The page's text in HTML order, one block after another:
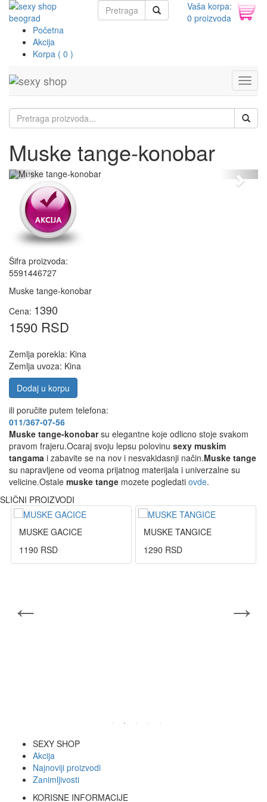
Vaša korpa:
0 proizvoda
Početna
Akcija
Korpa ( 0 )
Muske tange-konobar
Previous Next
Šifra proizvoda:
5591446727
Muske tange-konobar
Cena: 1390
1590 RSD
Zemlja porekla: Kina
Zemlja uvoza: Kina
Dodaj u korpu
ili poručite putem telefona:
011/367-07-56
Muske tange-konobarsu elegantne koje odlicno stoje svakom
pravom frajeru.Ocaraj svoju lepsu polovinu sexy muskim
tangama i zabavite se na nov i nesvakidasnji način.Muske tange
su napravljene od veoma prijatnog materijala i univerzalne su
velicine.Ostale muske tange mozete pogledati ovde.
SLIČNI PROIZVODI
MUSKE GACICE
1190 RSD
MUSKE TANGICE
1290 RSD
SEXY SHOP
Akcija
Najnoviji proizvodi
Zanimljivosti
KORISNE INFORMACIJE